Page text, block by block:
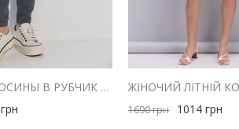
ЖЕНСКИЕ ЛОСИНЫ В РУБЧИК СЕРЫЕ СО СБОРКОЙ СЗАДИ
грн 1690грн 1014 грн